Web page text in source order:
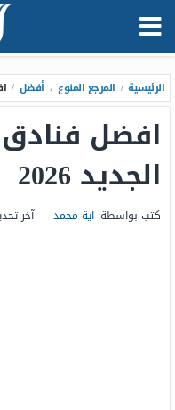
الرئيسية / المرجع المنوع ، أفضل /
افضل
الجديد 2026
كتب بواسطة: اية محمد – آخر